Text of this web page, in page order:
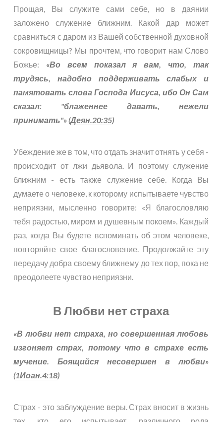
Прощая, Вы служите сами себе, но в даянии
заложено служение ближним. Какой дар может
сравниться с даром из Вашей собственной духовной
сокровищницы? Мы прочтем, что говорит нам Слово
Божье: «Во всем показал я вам, что, так
трудясь, надобно поддерживать слабых и
памятовать слова Господа Иисуса, ибо Он Сам
сказал: "блаженнее давать, нежели
принимать"» (Деян.20:35)
Убеждение же в том, что отдать значит отнять у себя -
происходит от лжи дьявола. И поэтому служение
ближним - есть также служение себе. Когда Вы
думаете о человеке, к которому испытываете чувство
неприязни, мысленно говорите: «Я благословляю
тебя радостью, миром и душевным покоем». Каждый
раз, когда Вы будете вспоминать об этом человеке,
повторяйте свое благословение. Продолжайте эту
передачу добра своему ближнему до тех пор, пока не
преодолеете чувство неприязни.
В Любви нет страха
«В любви нет страха, но совершенная любовь
изгоняет страх, потому что в страхе есть
мучение. Боящийся несовершен в любви»
(1Иоан.4:18)
Страх - это заблуждение веры. Страх вносит в жизнь